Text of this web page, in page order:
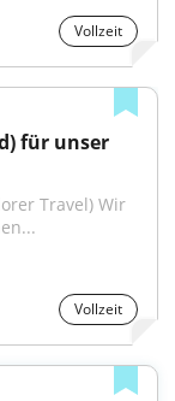
Vollzeit
für unser
Travel) Wir
Vollzeit